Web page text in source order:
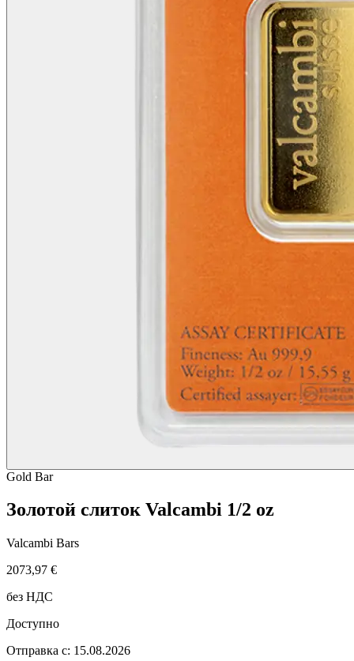
Gold Bar
Золотой слиток Valcambi 1/2 oz
Valcambi Bars
2073,97 €
без НДС
Доступно
Отправка с: 15.08.2026